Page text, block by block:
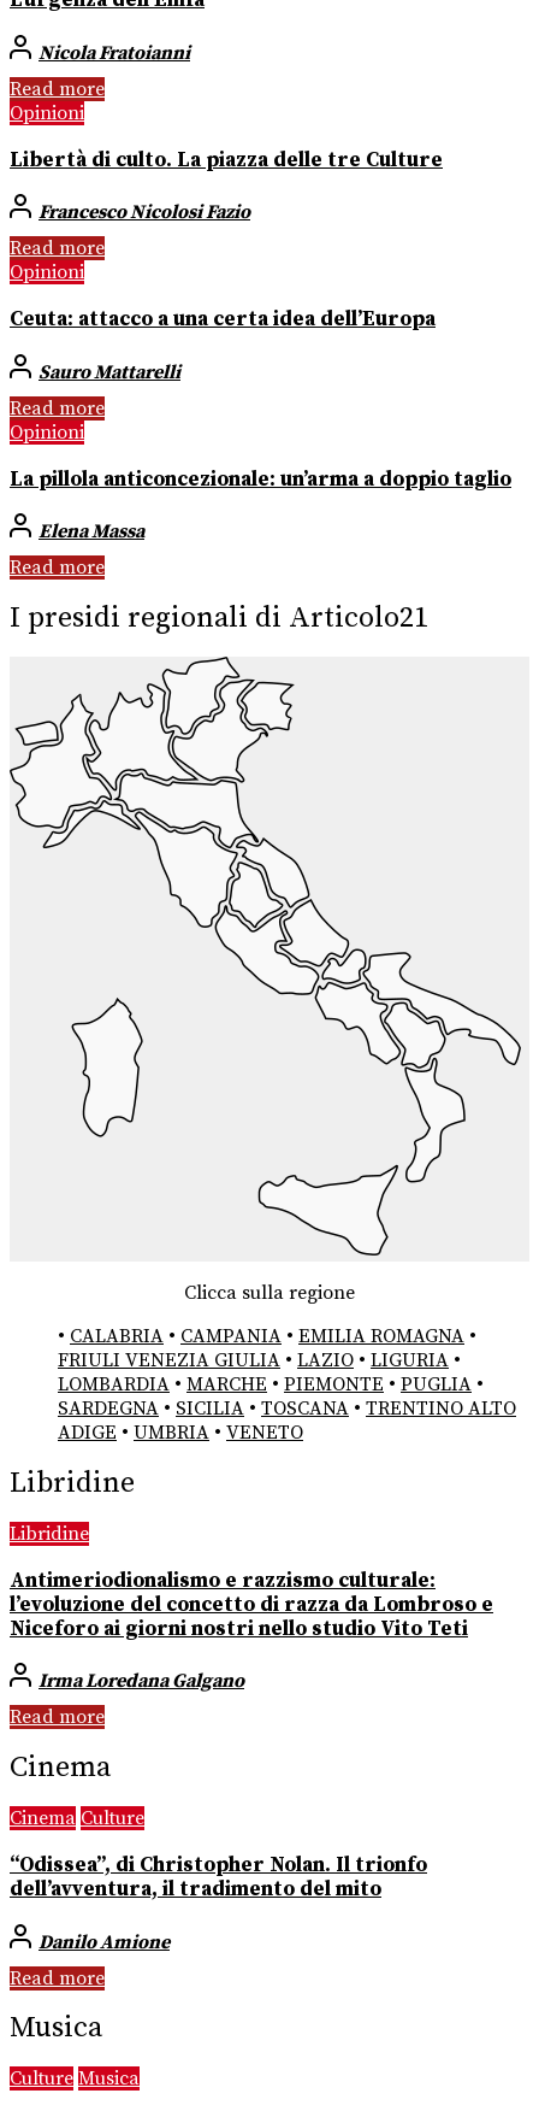
Nicola Fratoianni
Read more
Opinioni
Libertà di culto. La piazza delle tre Culture
Francesco Nicolosi Fazio
Read more
Opinioni
Ceuta: attacco a una certa idea dell’Europa
Sauro Mattarelli
Read more
Opinioni
La pillola anticoncezionale: un’arma a doppio taglio
Elena Massa
Read more
I presidi regionali di Articolo21
Clicca sulla regione
• CALABRIA • CAMPANIA • EMILIA ROMAGNA •
FRIULI VENEZIA GIULIA • LAZIO • LIGURIA •
LOMBARDIA • MARCHE • PIEMONTE • PUGLIA •
SARDEGNA • SICILIA • TOSCANA • TRENTINO ALTO
ADIGE • UMBRIA • VENETO
Libridine
Libridine
Antimeriodionalismo e razzismo culturale:
l’evoluzione del concetto di razza da Lombroso e
Niceforo ai giorni nostri nello studio Vito Teti
Irma Loredana Galgano
Read more
Cinema
Cinema Culture
“Odissea”, di Christopher Nolan. Il trionfo
dell’avventura, il tradimento del mito
Danilo Amione
Read more
Musica
Culture Musica